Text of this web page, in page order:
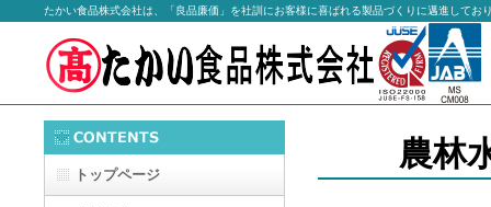
たかい食品株式会社は、「良品廉価」を社訓にお客様に喜ばれる製品づくりに邁進してお
農林
トップページ